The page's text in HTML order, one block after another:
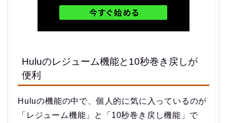
Huluのレジューム機能と10秒巻き戻しが
便利
Huluの機能の中で、個人的に気に入っているのが
「レジューム機能」と「10秒巻き戻し機能」で